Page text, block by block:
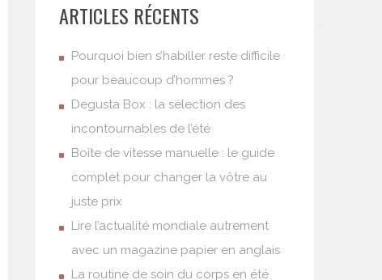
ARTICLES RÉCENTS
Pourquoi bien s’habiller reste difficile
pour beaucoup d’hommes ?
Degusta Box : la sélection des
incontournables de l’été
Boîte de vitesse manuelle : le guide
complet pour changer la vôtre au
juste prix
Lire l’actualité mondiale autrement
avec un magazine papier en anglais
La routine de soin du corps en été